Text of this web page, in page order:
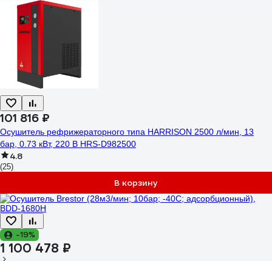
101 816 ₽
Осушитель рефрижераторного типа HARRISON 2500 л/мин, 13
бар, 0.73 кВт, 220 В HRS-D982500
4.8
(25)
В корзину
-19%
1 100 478 ₽